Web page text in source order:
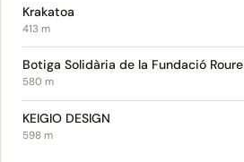
Krakatoa
413 m
Botiga Solidària de la Fundació Roure
580 m
KEIGIO DESIGN
598 m